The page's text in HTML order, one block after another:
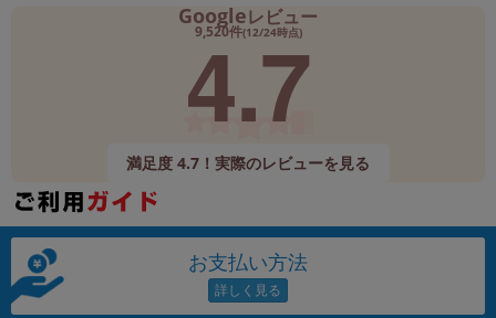
Googleレビュー
9,520件(12/24時点)
4.7
満足度 4.7！実際のレビューを見る
お支払い方法